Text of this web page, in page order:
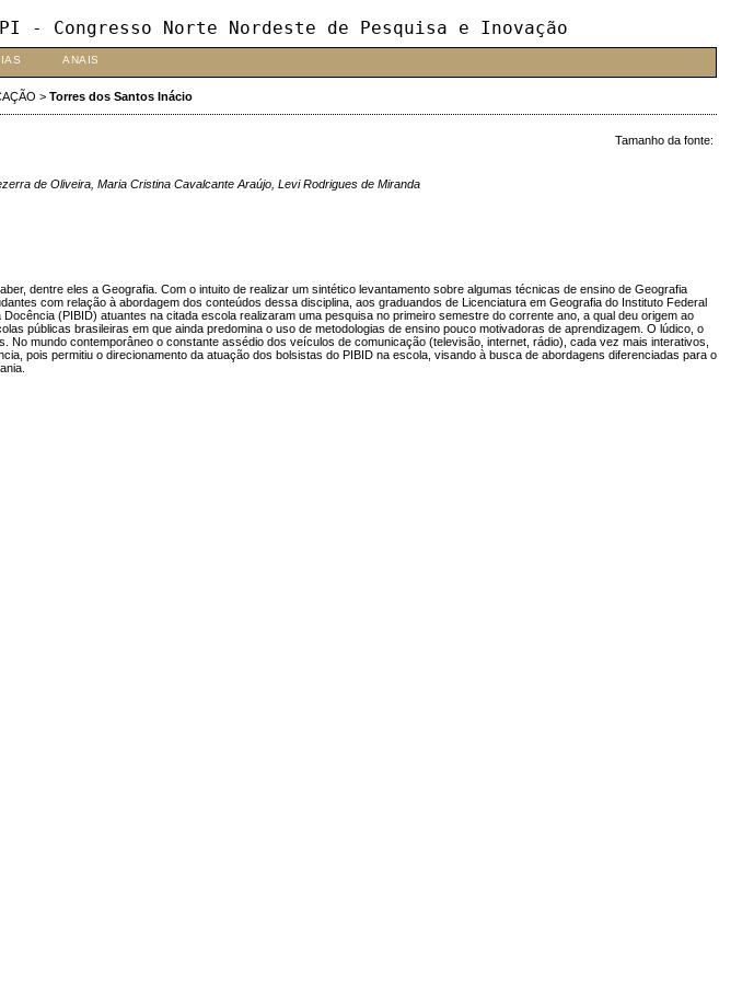
- Congresso Norte Nordeste de Pesquisa e Inovação
ANAIS
> Torres dos Santos Inácio
Tamanho da fonte:
de Oliveira, Maria Cristina Cavalcante Araújo, Levi Rodrigues de Miranda
dentre eles a Geografia. Com o intuito de realizar um sintético levantamento sobre algumas técnicas de ensino de Geografia
com relação à abordagem dos conteúdos dessa disciplina, aos graduandos de Licenciatura em Geografia do Instituto Federal
(PIBID) atuantes na citada escola realizaram uma pesquisa no primeiro semestre do corrente ano, a qual deu origem ao
públicas brasileiras em que ainda predomina o uso de metodologias de ensino pouco motivadoras de aprendizagem. O lúdico, o
mundo contemporâneo o constante assédio dos veículos de comunicação (televisão, internet, rádio), cada vez mais interativos,
pois permitiu o direcionamento da atuação dos bolsistas do PIBID na escola, visando à busca de abordagens diferenciadas para o